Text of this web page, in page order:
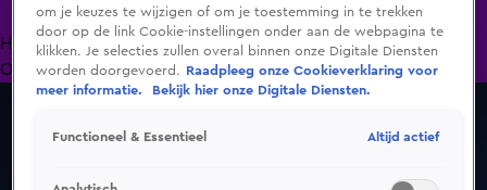
HomeUitzending Gemist Programma's De Bondgenoten
OranjezomerLivestreamsShop
om je keuzes te wijzigen of om je toestemming in te trekken
door op de link Cookie-instellingen onder aan de webpagina te
klikken. Je selecties zullen overal binnen onze Digitale Diensten
worden doorgevoerd.
Raadpleeg onze Cookieverklaring voor
meer informatie.
Bekijk hier onze Digitale Diensten.
Functioneel & Essentieel Altijd actief